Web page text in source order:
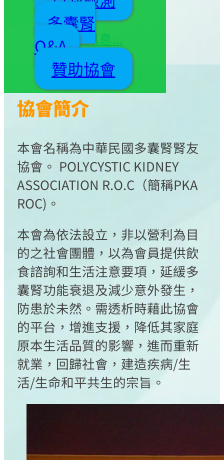
多囊腎
Q&A
贊助協會
事同仁 敬邀
更多協會訊息...
協會簡介
本會名稱為中華民國多囊腎腎友
協會。 POLYCYSTIC KIDNEY
ASSOCIATION R.O.C（簡稱PKA
ROC)。
本會為依法設立，非以營利為目
的之社會團體，以為會員提供飲
食諮詢和生活注意要項，延緩多
囊腎功能衰退及減少意外發生，
防患於未然。需透析時藉此協會
的平台，增進支援，降低其家庭
原本生活品質的影響，進而重新
就業，回歸社會，建造疾病/生
活/生命和平共生的宗旨。